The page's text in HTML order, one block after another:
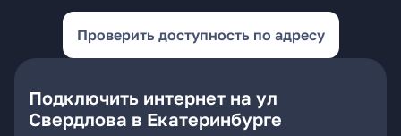
Проверить доступность по адресу
Подключить интернет на ул
Свердлова в Екатеринбурге